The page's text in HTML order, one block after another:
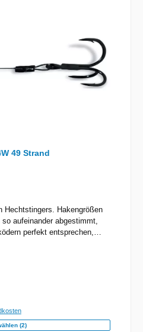
49 Strand
Hechtstingers. Hakengrößen
aufeinander abgestimmt,
perfekt entsprechen,
(2)